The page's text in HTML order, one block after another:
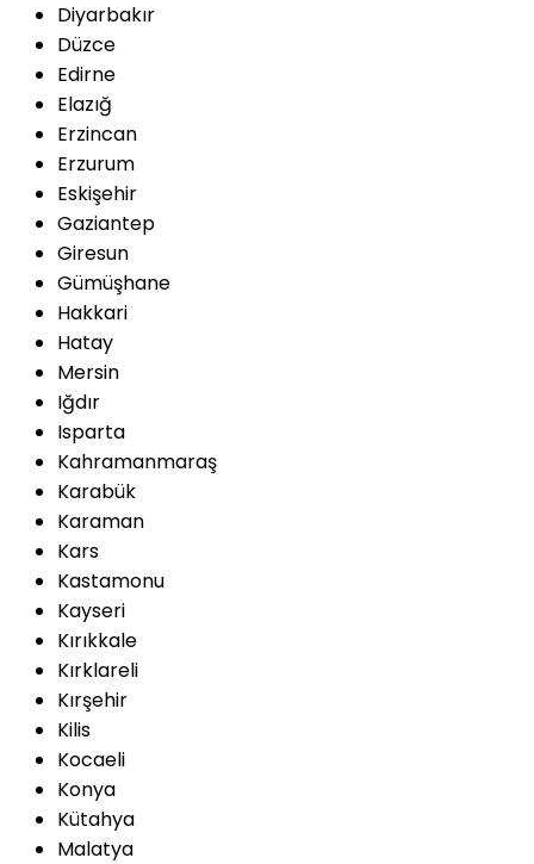
Diyarbakır
Düzce
Edirne
Elazığ
Erzincan
Erzurum
Eskişehir
Gaziantep
Giresun
Gümüşhane
Hakkari
Hatay
Mersin
Iğdır
Isparta
Kahramanmaraş
Karabük
Karaman
Kars
Kastamonu
Kayseri
Kırıkkale
Kırklareli
Kırşehir
Kilis
Kocaeli
Konya
Kütahya
Malatya